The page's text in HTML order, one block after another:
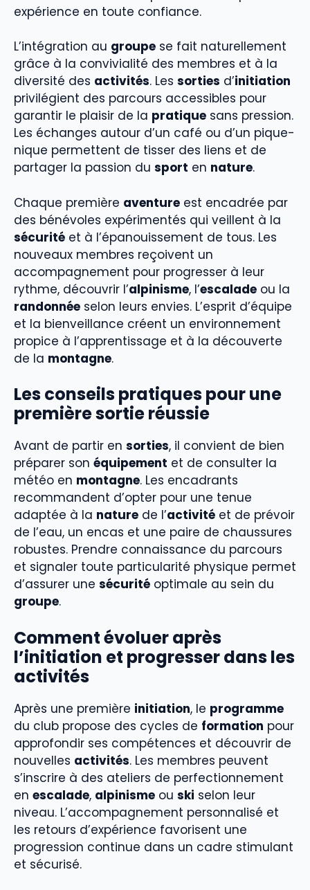
expérience en toute confiance.
L’intégration au groupe se fait naturellement
grâce à la convivialité des membres et à la
diversité des activités. Les sorties d’initiation
privilégient des parcours accessibles pour
garantir le plaisir de la pratique sans pression.
Les échanges autour d’un café ou d’un pique-
nique permettent de tisser des liens et de
partager la passion du sport en nature.
Chaque première aventure est encadrée par
des bénévoles expérimentés qui veillent à la
sécurité et à l’épanouissement de tous. Les
nouveaux membres reçoivent un
accompagnement pour progresser à leur
rythme, découvrir l’alpinisme, l’escalade ou la
randonnée selon leurs envies. L’esprit d’équipe
et la bienveillance créent un environnement
propice à l’apprentissage et à la découverte
de la montagne.
Les conseils pratiques pour une
première sortie réussie
Avant de partir en sorties, il convient de bien
préparer son équipement et de consulter la
météo en montagne. Les encadrants
recommandent d’opter pour une tenue
adaptée à la nature de l’activité et de prévoir
de l’eau, un encas et une paire de chaussures
robustes. Prendre connaissance du parcours
et signaler toute particularité physique permet
d’assurer une sécurité optimale au sein du
groupe.
Comment évoluer après
l’initiation et progresser dans les
activités
Après une première initiation, le programme
du club propose des cycles de formation pour
approfondir ses compétences et découvrir de
nouvelles activités. Les membres peuvent
s’inscrire à des ateliers de perfectionnement
en escalade, alpinisme ou ski selon leur
niveau. L’accompagnement personnalisé et
les retours d’expérience favorisent une
progression continue dans un cadre stimulant
et sécurisé.